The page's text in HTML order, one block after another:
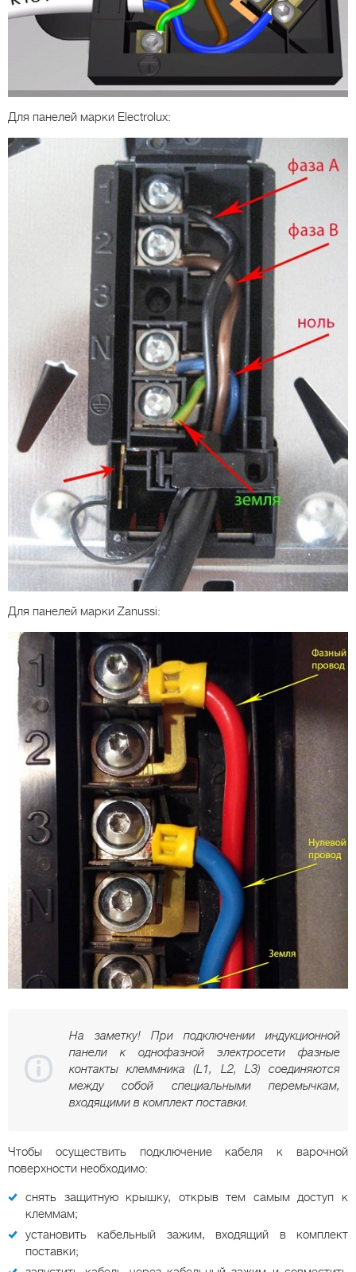
Для панелей марки Electrolux:
Для панелей марки Zanussi:
На заметку! При подключении индукционной
панели к однофазной электросети фазные
контакты клеммника (L1, L2, L3) соединяются
между собой специальными перемычкам,
входящими в комплект поставки.
Чтобы осуществить подключение кабеля к варочной
поверхности необходимо:
снять защитную крышку, открыв тем самым доступ к
клеммам;
установить кабельный зажим, входящий в комплект
поставки;